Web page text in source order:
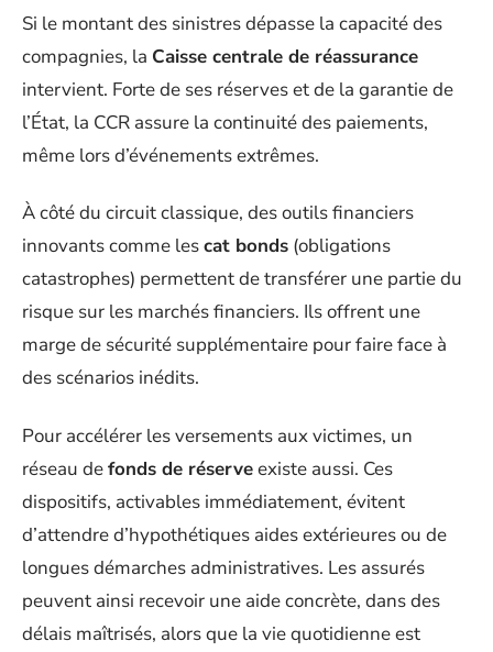
Si le montant des sinistres dépasse la capacité des
compagnies, la Caisse centrale de réassurance
intervient. Forte de ses réserves et de la garantie de
l’État, la CCR assure la continuité des paiements,
même lors d’événements extrêmes.
À côté du circuit classique, des outils financiers
innovants comme lescat bonds (obligations
catastrophes) permettent de transférer une partie du
risque sur les marchés financiers. Ils offrent une
marge de sécurité supplémentaire pour faire face à
des scénarios inédits.
Pour accélérer les versements aux victimes, un
réseau defonds de réserveexiste aussi. Ces
dispositifs, activables immédiatement, évitent
d’attendre d’hypothétiques aides extérieures ou de
longues démarches administratives. Les assurés
peuvent ainsi recevoir une aide concrète, dans des
délais maîtrisés, alors que la vie quotidienne est